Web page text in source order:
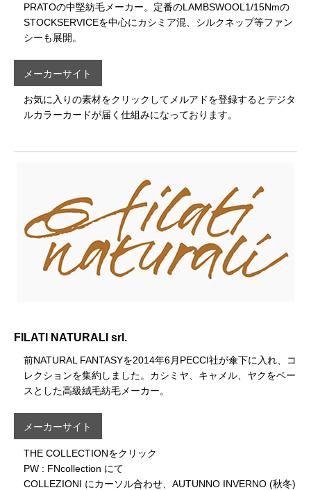
PRATOの中堅紡毛メーカー。定番のLAMBSWOOL1/15Nmの
STOCKSERVICEを中心にカシミア混、シルクネップ等ファン
シーも展開。
メーカーサイト
お気に入りの素材をクリックしてメルアドを登録するとデジタ
ルカラーカードが届く仕組みになっております。
FILATI NATURALI srl.
前NATURAL FANTASYを2014年6月PECCI社が傘下に入れ、コ
レクションを集約しました。カシミヤ、キャメル、ヤクをベー
スとした高級絨毛紡毛メーカー。
メーカーサイト
THE COLLECTIONをクリック
PW : FNcollection にて
COLLEZIONI にカーソル合わせ、AUTUNNO INVERNO (秋冬)